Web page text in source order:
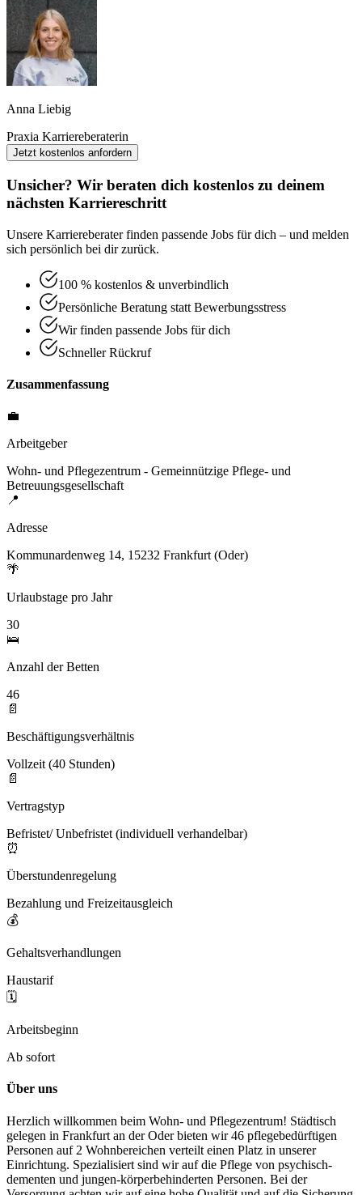
Anna Liebig
Praxia Karriereberaterin
Jetzt kostenlos anfordern
Unsicher? Wir beraten dich kostenlos zu deinem
nächsten Karriereschritt
Unsere Karriereberater finden passende Jobs für dich – und melden
sich persönlich bei dir zurück.
100 % kostenlos & unverbindlich
Persönliche Beratung statt Bewerbungsstress
Wir finden passende Jobs für dich
Schneller Rückruf
Zusammenfassung
💼
Arbeitgeber
Wohn- und Pflegezentrum - Gemeinnützige Pflege- und
Betreuungsgesellschaft
📍
Adresse
Kommunardenweg 14, 15232 Frankfurt (Oder)
🌴
Urlaubstage pro Jahr
30
🛌
Anzahl der Betten
46
📄
Beschäftigungsverhältnis
Vollzeit (40 Stunden)
📄
Vertragstyp
Befristet/ Unbefristet (individuell verhandelbar)
⏰
Überstundenregelung
Bezahlung und Freizeitausgleich
💰
Gehaltsverhandlungen
Haustarif
🗓️
Arbeitsbeginn
Ab sofort
Über uns
Herzlich willkommen beim Wohn- und Pflegezentrum! Städtisch
gelegen in Frankfurt an der Oder bieten wir 46 pflegebedürftigen
Personen auf 2 Wohnbereichen verteilt einen Platz in unserer
Einrichtung. Spezialisiert sind wir auf die Pflege von psychisch-
dementen und jungen-körperbehinderten Personen. Bei der